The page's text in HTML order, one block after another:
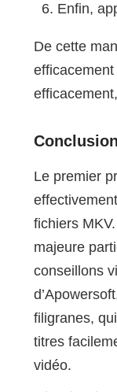
Enfin,
De cette
Conclusion
Le premier
fichiers
majeure
conseillons
filigranes,
titres
vidéo.